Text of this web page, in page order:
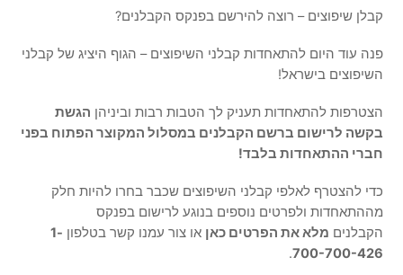
קבלן שיפוצים – רוצה להירשם בפנקס הקבלנים?
פנה עוד היום להתאחדות קבלני השיפוצים – הגוף היציג של קבלני
השיפוצים בישראל!
הצטרפות להתאחדות תעניק לך הטבות רבות וביניהן הגשת
בקשה לרישום ברשם הקבלנים במסלול המקוצר הפתוח בפני
חברי ההתאחדות בלבד!
כדי להצטרף לאלפי קבלני השיפוצים שכבר בחרו להיות חלק
מההתאחדות ולפרטים נוספים בנוגע לרישום בפנקס
הקבלנים מלא את הפרטים כאן או צור עמנו קשר בטלפון 1-
700-700-426
.
s
p
i
a